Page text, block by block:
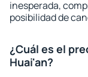
inesperada,
posibilidad de
¿Cuál es el
Huai'an?